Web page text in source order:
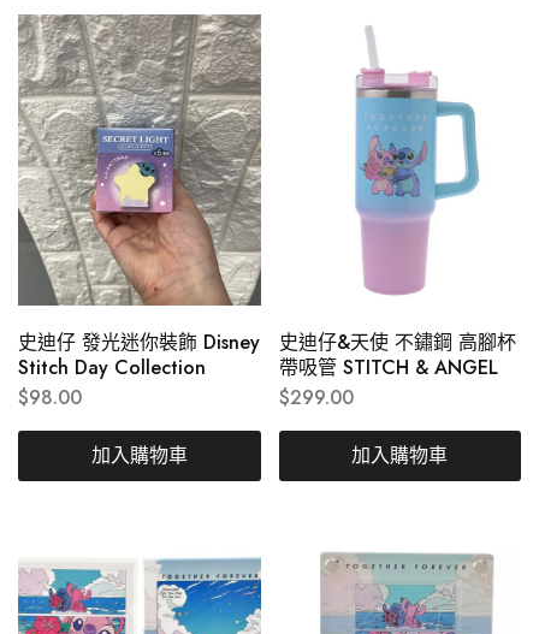
史迪仔 發光迷你裝飾 Disney
Stitch Day Collection
$98.00
加入購物車
史迪仔&天使 不鏽鋼 高腳杯
帶吸管 STITCH & ANGEL
$299.00
加入購物車